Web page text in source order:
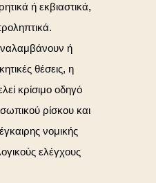
ή εκβιαστικά,
ή
θέσεις, η
κρίσιμο οδηγό
ρίσκου και
νομικής
ελέγχους